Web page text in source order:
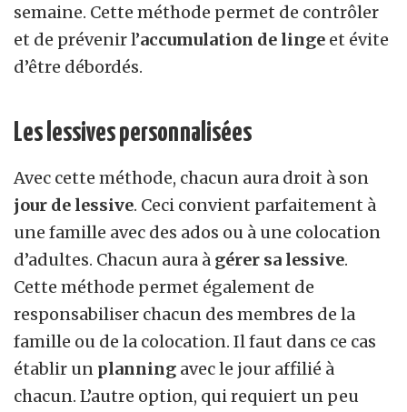
semaine. Cette méthode permet de contrôler
et de prévenir l’accumulation de linge et évite
d’être débordés.
Les lessives personnalisées
Avec cette méthode, chacun aura droit à son
jour de lessive. Ceci convient parfaitement à
une famille avec des ados ou à une colocation
d’adultes. Chacun aura à gérer sa lessive.
Cette méthode permet également de
responsabiliser chacun des membres de la
famille ou de la colocation. Il faut dans ce cas
établir un planning avec le jour affilié à
chacun. L’autre option, qui requiert un peu